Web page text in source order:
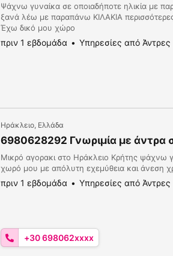
Ψάχνω γυναίκα σε οποιαδήποτε ηλικία με
ξανά λέω με παραπάνω ΚΙΛΑΚΙΑ
Έχω δικό μου χώρο
πριν 1 εβδομάδα Υπηρεσίες από Άντρες
Ηράκλειο, Ελλάδα
6980628292 Γνωριμία με άντρα
Μικρό αγορακι στο Ηράκλειο Κρήτης ψάχνω
χωρό μου με απόλυτη εχεμύθεια και άνεση
πριν 1 εβδομάδα Υπηρεσίες από Άντρες
+30 698062xxxx